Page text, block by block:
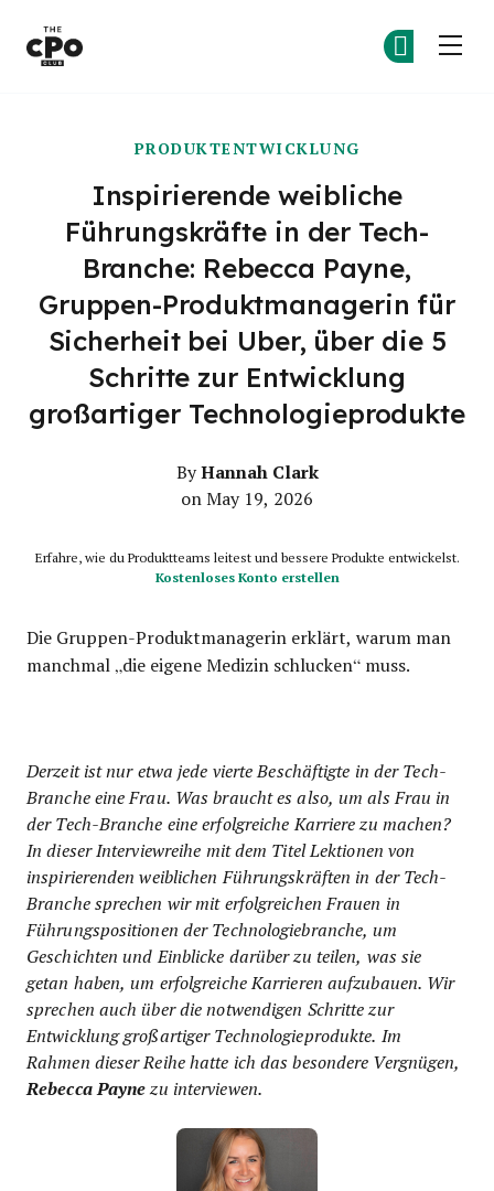
PRODUKTENTWICKLUNG
Inspirierende weibliche
Führungskräfte in der Tech-
Branche: Rebecca Payne,
Gruppen-Produktmanagerin für
Sicherheit bei Uber, über die 5
Schritte zur Entwicklung
großartiger Technologieprodukte
ByHannah Clark
on May 19, 2026
Erfahre, wie du Produktteams leitest und bessere Produkte entwickelst.
Kostenloses Konto erstellen
Die Gruppen-Produktmanagerin erklärt, warum man
manchmal „die eigene Medizin schlucken“ muss.
Derzeit ist nur etwa jede vierte Beschäftigte in der Tech-
Branche eine Frau. Was braucht es also, um als Frau in
der Tech-Branche eine erfolgreiche Karriere zu machen?
In dieser Interviewreihe mit dem Titel Lektionen von
inspirierenden weiblichen Führungskräften in der Tech-
Branche sprechen wir mit erfolgreichen Frauen in
Führungspositionen der Technologiebranche, um
Geschichten und Einblicke darüber zu teilen, was sie
getan haben, um erfolgreiche Karrieren aufzubauen. Wir
sprechen auch über die notwendigen Schritte zur
Entwicklung großartiger Technologieprodukte. Im
Rahmen dieser Reihe hatte ich das besondere Vergnügen,
Rebecca Paynezu interviewen.